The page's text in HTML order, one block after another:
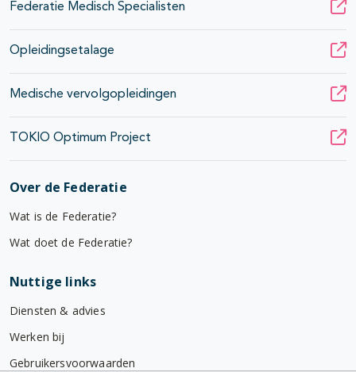
Federatie Medisch Specialisten
Opleidingsetalage
Medische vervolgopleidingen
TOKIO Optimum Project
Over de Federatie
Wat is de Federatie?
Wat doet de Federatie?
Nuttige links
Diensten & advies
Werken bij
Gebruikersvoorwaarden